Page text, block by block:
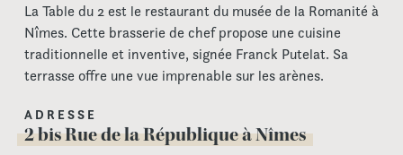
La Table du 2 est le restaurant du musée de la Romanité à
Nîmes. Cette brasserie de chef propose une cuisine
traditionnelle et inventive, signée Franck Putelat. Sa
terrasse offre une vue imprenable sur les arènes.
ADRESSE
2 bis Rue de la République à Nîmes